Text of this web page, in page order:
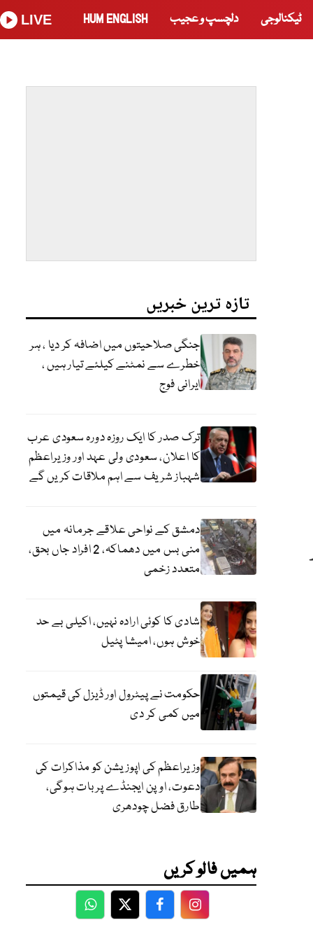
ٹیکنالوجی دلچسپ و عجیب HUM ENGLISH
LIVE
تازہ ترین خبریں
جنگی صلاحیتوں میں اضافہ کر دیا ، ہر
خطرے سے نمٹنے کیلئے تیار ہیں ،
ایرانی فوج
ترک صدر کا ایک روزہ دورہ سعودی عرب
کا اعلان، سعودی ولی عہد اور وزیراعظم
شہباز شریف سے اہم ملاقات کریں گے
دمشق کے نواحی علاقے جرمانہ میں
منی بس میں دھماکہ، 2 افراد جاں بحق،
متعدد زخمی
شادی کا کوئی ارادہ نہیں، اکیلی بے حد
خوش ہوں، امیشا پٹیل
حکومت نے پیٹرول اور ڈیزل کی قیمتوں
میں کمی کر دی
وزیراعظم کی اپوزیشن کو مذاکرات کی
دعوت، اوپن ایجنڈے پر بات ہوگی،
طارق فضل چودھری
ہمیں فالو کریں
WhatsApp
TwitterFacebookFacebook